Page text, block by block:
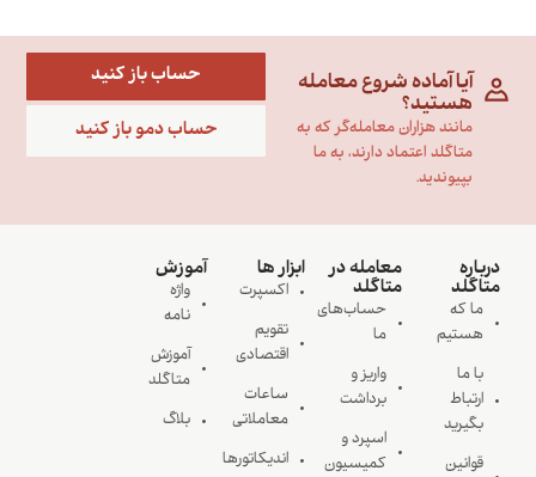
آیا آماده شروع معامله
هستید؟
مانند هزاران معامله‌گر که به
متاگلد اعتماد دارند، به ما
بپیوندید.
حساب باز کنید
حساب دمو باز کنید
درباره
متاگلد
ما که
هستیم
با ما
ارتباط
بگیرید
قوانین
معامله در
متاگلد
حساب‌های
ما
واریز و
برداشت
اسپرد و
کمیسیون
ابزار ها
اکسپرت
تقویم
اقتصادی
ساعات
معاملاتی
اندیکاتورها
آموزش
واژه
نامه
آموزش
متاگلد
بلاگ